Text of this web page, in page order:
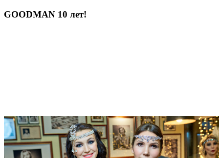
GOODMAN 10 лет!